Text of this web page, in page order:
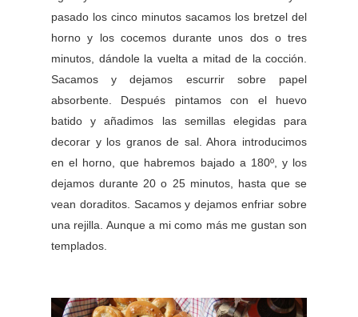
pasado los cinco minutos sacamos los bretzel del
horno y los cocemos durante unos dos o tres
minutos, dándole la vuelta a mitad de la cocción.
Sacamos y dejamos escurrir sobre papel
absorbente. Después pintamos con el huevo
batido y añadimos las semillas elegidas para
decorar y los granos de sal. Ahora introducimos
en el horno, que habremos bajado a 180º, y los
dejamos durante 20 o 25 minutos, hasta que se
vean doraditos. Sacamos y dejamos enfriar sobre
una rejilla. Aunque a mi como más me gustan son
templados.